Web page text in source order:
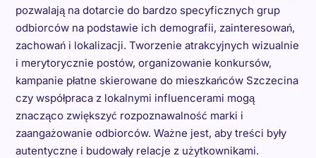
pozwalają na dotarcie do bardzo specyficznych grup
odbiorców na podstawie ich demografii, zainteresowań,
zachowań i lokalizacji. Tworzenie atrakcyjnych wizualnie
i merytorycznie postów, organizowanie konkursów,
kampanie płatne skierowane do mieszkańców Szczecina
czy współpraca z lokalnymi influencerami mogą
znacząco zwiększyć rozpoznawalność marki i
zaangażowanie odbiorców. Ważne jest, aby treści były
autentyczne i budowały relacje z użytkownikami.